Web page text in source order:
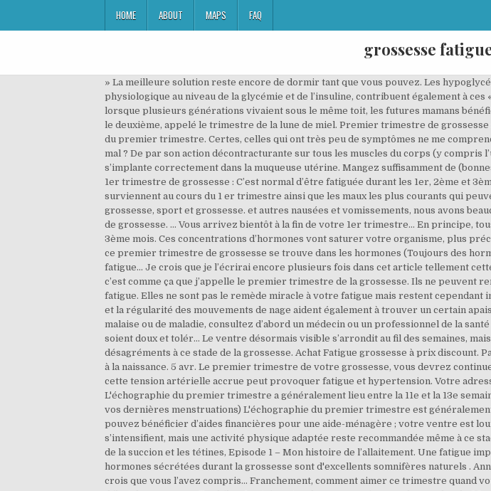
HOME ABOUT MAPS FAQ
grossesse
» La meilleure solution reste encore de dormir tant que vous pouvez. Les hypoglycémies, fréquentes en début de grossesse en raison de certaines modifications physiologique au niveau de la glycémie et de l’insuline, contribuent également à ces « coups de barre » ressentis par la future maman durant la journée. Autrefois, lorsque plusieurs générations vivaient sous le même toit, les futures mamans bénéficiaient au quotidien de l’aide de leur famille. Après ce premier trimestre vient le deuxième, appelé le trimestre de la lune de miel. Premier trimestre de grossesse : le suivi médical. Aux bouleversements hormonaux très importants au cours du premier trimestre. Certes, celles qui ont très peu de symptômes ne me comprendront pas (tant mieux pour vous ! Allaitement maternel : comment ne pas avoir mal ? De par son action décontracturante sur tous les muscles du corps (y compris l’utérus), la forte sécrétion de progestérone est indispensable pour que l’œuf s’implante correctement dans la muqueuse utérine. Mangez suffisamment de (bonnes !) Demandez conseil à votre médecin ou sage-femme. - La fatigue durant le 1er trimestre de grossesse : C’est normal d’être fatiguée durant les 1er, 2ème et 3ème mois de grossesse ! Découvrez les principaux changements physiques qui surviennent au cours du 1 er trimestre ainsi que les maux les plus courants qui peuvent vous toucher. Voir plus d'idées sur le thème grossesse, trimestre grossesse, sport et grossesse. et autres nausées et vomissements, nous avons beaucoup de raisons physiologiques qui peuvent expliquer cette fatigue de début de grossesse. ... Vous arrivez bientôt à la fin de votre 1er trimestre… En principe, tous les petits maux comme les nausées ou la fatigue disparaîtront à la fin de ce 3ème mois. Ces concentrations d’hormones vont saturer votre organisme, plus précisément vos reins, vos surrénales et votre foie. L’origine de la fatigue durant ce premier trimestre de grossesse se trouve dans les hormones (Toujours des hormones ! C'est le moment d'en profiter ! Enfin, allez dormir tôt ! Mais quelle fatigue… Je crois que je l’écrirai encore plusieurs fois dans cet article tellement cette fatigue m’a paru pénible et intense. Le trimestre de la « flaque humaine », c’est comme ça que j’appelle le premier trimestre de la grossesse. Ils ne peuvent remplir leur rôle de détoxification des toxines du corps, ce qui entraine plus de fatigue. Elles ne sont pas le remède miracle à votre fatigue mais restent cependant indispensables au bon développement de l’embryon. L’action apaisante de l’eau et la régularité des mouvements de nage aident également à trouver un certain apaisement, et ainsi mieux dormir la nuit. C’est la faute aux hormones ! 5. En cas de malaise ou de maladie, consultez d’abord un médecin ou un professionnel de la santé en mesure d’évaluer adéquatement votre état de santé. Il est important qu’ils soient doux et tolér… Le ventre désormais visible s’arrondit au fil des semaines, mais il n’est pas encore trop imposant et entraine généralement peu de désagréments à ce stade de la grossesse. Achat Fatigue grossesse à prix discount. Partez à la découverte ou lancez-vous déjà dans l’aventure avec ma préparation à la naissance. 5 avr. Le premier trimestre de votre grossesse, vous devrez continuer à travailler malgré les petits maux que vous ressentez. En contre­partie, cette tension artérielle accrue peut provoquer fatigue et hypertension. Votre adresse e-mail ne sera pas publiée. Diagnostic de grossesse au 1er trimestre 1. L'échographie du premier trimestre a généralement lieu entre la 11e et la 13e semaine d'aménorrhée (nombre de semaines sans règles depuis le jour de début de vos dernières menstruations) L'échographie du premier trimestre est généralement pratiquée par voie abdominale. Sachez que sous certaines conditions, vous pouvez bénéficier d’aides financières pour une aide-ménagère ; votre ventre est lourd, votre corps plus difficile à mouvoir, les douleurs ligamentaires s’intensifient, mais une activité physique adaptée reste recommandée même à ce stade de la grossesse, sauf contre-indications médicales. Episode 2 – Les troubles de la succion et les tétines, Episode 1 – Mon histoire de l’allaitement. Une fatigue importante est fréquente au 1er trimestre de la grossesse. Pas étonnant, les hormones sécrétées durant la grossesse sont d'excellents somnifères naturels . Annoncer votre grossesse vous permettra surement de recevoir plus d’aide. Je crois que vous l’avez compris… Franchement, comment aimer ce trimestre quand vous vomissez toutes vos tripes ? Un bilan sanguin est toujours nécessaire en début de grossesse. Ton bilan ‘1er trimestre de grossesse’ me replonge plus de 20 ans en arrière. L’activité physique a un effet stimulant pour l’organisme, a fortiori si on la pratique au grand air ; veillez à votre alimentation et plus particulièrement aux apports en vitamines (C et B notamment) et minéraux (fer et magnésium en particulier). • Mme RA consulte car elle a des nausées, elle a une faiblesse physique. Ne manquez pas de découvrir